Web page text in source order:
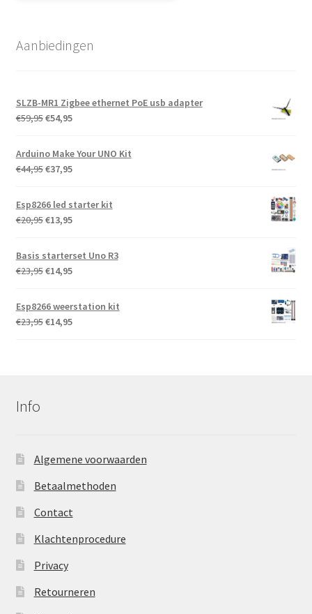
Fijne producten, en aan
Snelle levering, en een
goede verpakking.
Goed onderdeel. Past
precies bij mijn wens
tollen Service.
Superschnell geliefert.
Gerne wieder.
Snel en betrouwbaar
Aanbiedingen
SLZB-MR1 Zigbee ethernet PoE usb adapter
€59,95Oorspronkelijke
€54,95Huidige
Arduino Make Your UNO Kit
€44,95Oorspronkelijke
was:
€37,95Huidige
Esp8266 led starter kit
€20,95Oorspronkelijke
€13,95Huidige
Basis starterset Uno R3
€23,95Oorspronkelijke
€14,95Huidige
Esp8266 weerstation kit
€23,95Oorspronkelijke
€14,95Huidige
Info
Algemene voorwaarden
Betaalmethoden
Contact
Klachtenprocedure
Privacy
Retourneren